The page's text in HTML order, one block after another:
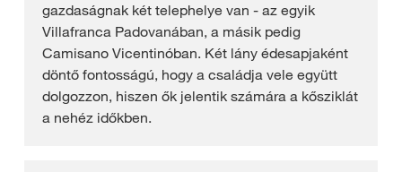
gazdaságnak két telephelye van - az egyik
Villafranca Padovanában, a másik pedig
Camisano Vicentinóban. Két lány édesapjaként
döntő fontosságú, hogy a családja vele együtt
dolgozzon, hiszen ők jelentik számára a kősziklát
a nehéz időkben.